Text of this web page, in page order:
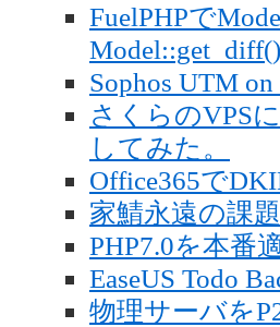
FuelPHPで
Model::get_diff()
Sophos UTM
さくらのVPS
してみた。
Office365で
家鯖永遠の課
PHP7.0を本番
EaseUS Todo
物理サーバを